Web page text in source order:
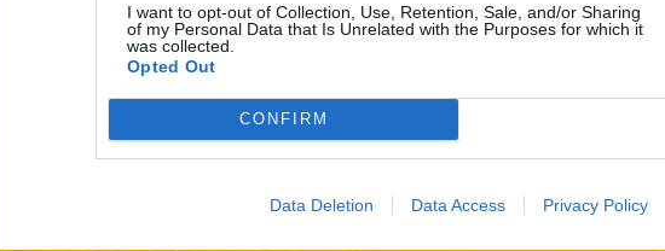
I want to opt-out of Collection, Use, Retention, Sale, and/or Sharing
of my Personal Data that Is Unrelated with the Purposes for which it
was collected.
Opted Out
CONFIRM
Data Deletion Data Access Privacy Policy